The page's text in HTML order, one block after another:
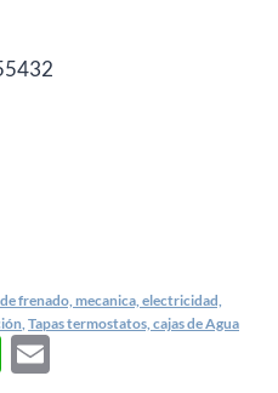
frenado, mecanica, electricidad,
Tapas termostatos, cajas de Agua
WhatsApp